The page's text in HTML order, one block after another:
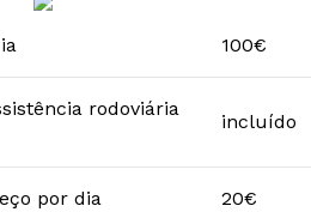
100€
rodoviária
incluído
por dia 20€